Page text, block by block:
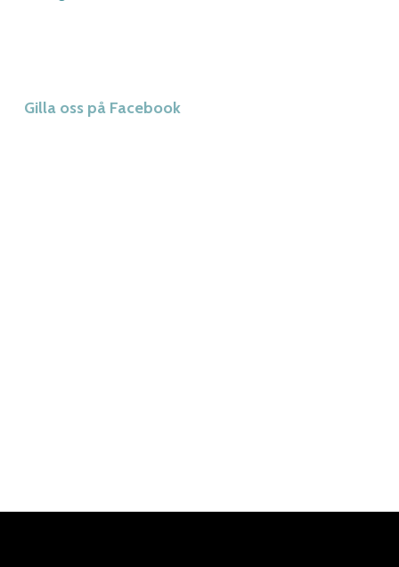
Gilla oss på Facebook